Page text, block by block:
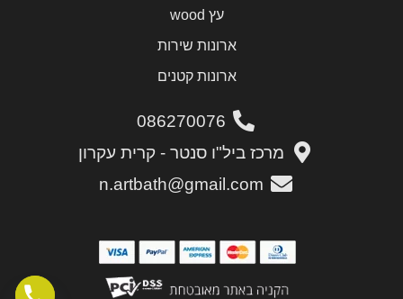
עץ wood
ארונות שירות
ארונות קטנים
086270076
מרכז ביל"ו סנטר - קרית עקרון
n.artbath@gmail.com